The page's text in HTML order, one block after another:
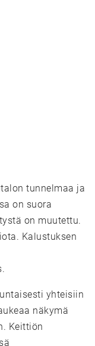
tunnelmaa ja
on suora
on muutettu.
Kalustuksen
yhteisiin
näkymä
Keittiön